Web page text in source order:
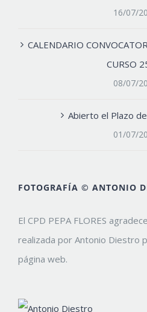
16/07/
CALENDARIO
CURSO
08/07/
Abierto el Plazo
01/07/
FOTOGRAFÍA © ANTONIO
El CPD PEPA FLORES
realizada por Antonio Diestro
página web.